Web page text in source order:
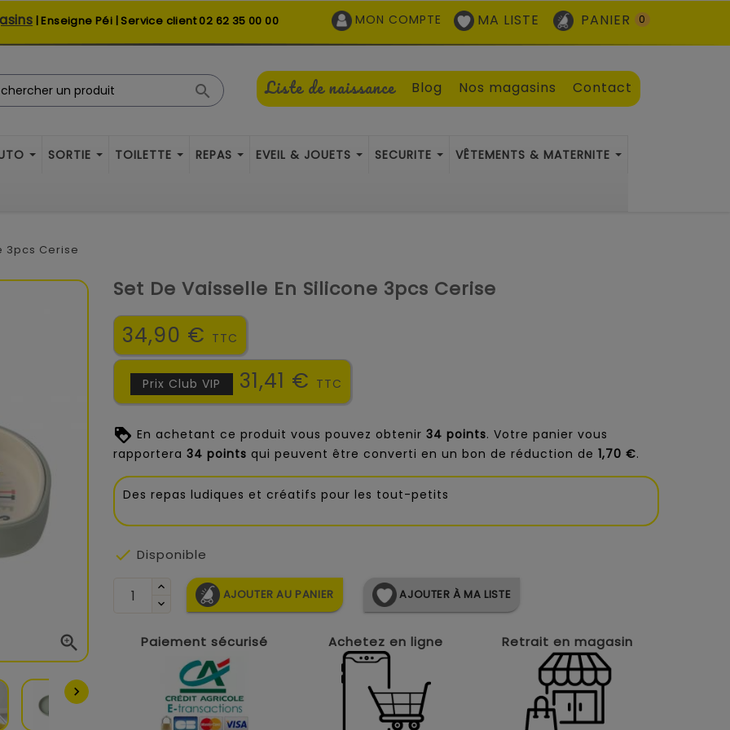
| Enseigne Péi | Service client02 62 35 00 00 MON COMPTE MA LISTE PANIER 0
Liste de naissance Blog Nos magasins Contact

SORTIE TOILETTE REPAS EVEIL & JOUETS SECURITE VÊTEMENTS & MATERNITE
3pcs Cerise


Set De Vaisselle En Silicone 3pcs Cerise
34,90 € TTC
Prix Club VIP 31,41 € TTC
En achetant ce produit vous pouvez obtenir 34 points. Votre panier vous
rapportera 34 points qui peuvent être converti en un bon de réduction de 1,70 €.
Des repas ludiques et créatifs pour les tout-petits
 Disponible
AJOUTER AU PANIER AJOUTER À MA LISTE
Paiement sécurisé Achetez en ligne Retrait en magasin